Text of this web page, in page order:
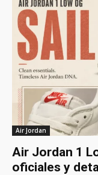
Air Jordan
Air Jordan 1
oficiales y